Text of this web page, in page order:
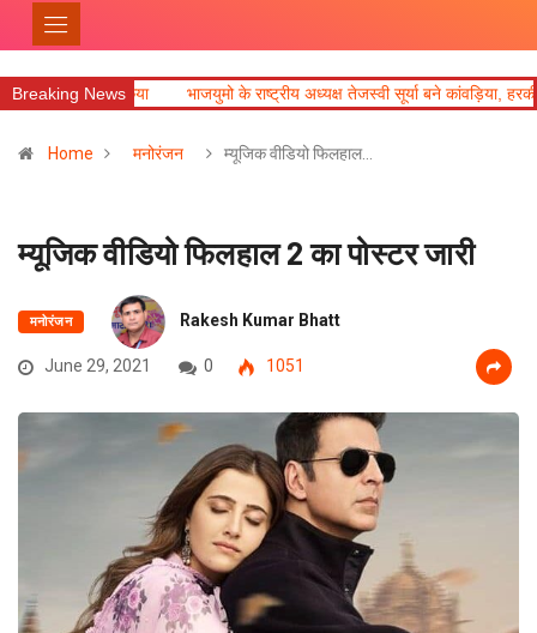
Breaking News
किया भाजयुमो के राष्ट्रीय अध्यक्ष तेजस्वी सूर्या बने कांवड़िया, हरकी पैड़ी से
Home मनोरंजन म्यूजिक वीडियो फिलहाल…
म्यूजिक वीडियो फिलहाल 2 का पोस्टर जारी
मनोरंजन Rakesh Kumar Bhatt
June 29, 2021 0 1051